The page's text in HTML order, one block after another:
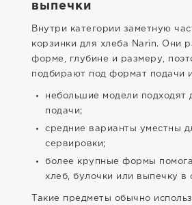
выпечки
Внутри категории заметную
корзинки для хлеба Narin. Они
форме, глубине и размеру,
подбирают под формат подачи
небольшие модели подходят
подачи;
средние варианты уместны
сервировки;
более крупные формы
хлеб, булочки или выпечку в
Такие предметы обычно